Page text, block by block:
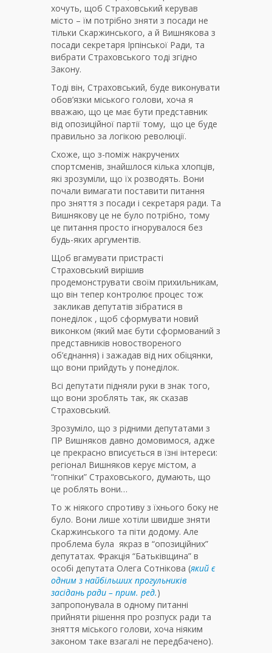
хочуть, щоб Страховський керував
місто – їм потрібно зняти з посади не
тільки Скаржинського, а й Вишнякова з
посади секретаря Ірпінської Ради, та
вибрати Страховського тоді згідно
Закону.
Тоді він, Страховський, буде виконувати
обов’язки міського голови, хоча я
вважаю, що це має бути представник
від опозиційної партії тому, що це буде
правильно за логікою революції.
Схоже, що з-поміж накручених
спортсменів, знайшлося кілька хлопців,
які зрозуміли, що їх розводять. Вони
почали вимагати поставити питання
про зняття з посади і секретаря ради. Та
Вишнякову це не було потрібно, тому
це питання просто ігнорувалося без
будь-яких аргументів.
Щоб вгамувати пристрасті
Страховський вирішив
продемонструвати своїм прихильникам,
що він тепер контролює процес тож
закликав депутатів зібратися в
понеділок , щоб сформувати новий
виконком (який має бути сформований з
представників новоствореного
об’єднання) і зажадав від них обіцянки,
що вони прийдуть у понеділок.
Всі депутати підняли руки в знак того,
що вони зроблять так, як сказав
Страховський.
Зрозуміло, що з рідними депутатами з
ПР Вишняков давно домовимося, адже
це прекрасно вписується в їзні інтереси:
регіонал Вишняков керує містом, а
“гопніки” Страховського, думають, що
це роблять вони…
То ж ніякого спротиву з їхнього боку не
було. Вони лише хотіли швидше зняти
Скаржинського та піти додому. Але
проблема була якраз в “опозиційних”
депутатах. Фракція “Батьківщина” в
особі депутата Олега Сотнікова (який є
одним з найбільших прогульників
засідань ради – прим. ред.)
запропонувала в одному питанні
прийняти рішення про розпуск ради та
зняття міського голови, хоча ніяким
законом таке взагалі не передбачено).